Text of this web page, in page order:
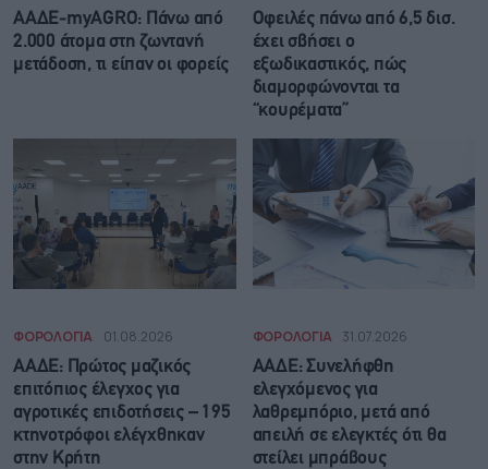
ΑΑΔΕ-myAGRO: Πάνω από
2.000 άτομα στη ζωντανή
μετάδοση, τι είπαν οι φορείς
Οφειλές πάνω από 6,5 δισ.
έχει σβήσει ο
εξωδικαστικός, πώς
διαμορφώνονται τα
“κουρέματα”
ΦΟΡΟΛΟΓΙΑ 01.08.2026
ΑΑΔΕ: Πρώτος μαζικός
επιτόπιος έλεγχος για
αγροτικές επιδοτήσεις – 195
κτηνοτρόφοι ελέγχθηκαν
στην Κρήτη
ΦΟΡΟΛΟΓΙΑ 31.07.2026
ΑΑΔΕ: Συνελήφθη
ελεγχόμενος για
λαθρεμπόριο, μετά από
απειλή σε ελεγκτές ότι θα
στείλει μπράβους